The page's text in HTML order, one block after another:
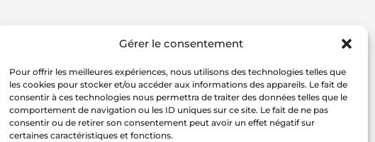
Gérer le consentement
Pour offrir les meilleures expériences, nous utilisons des technologies telles que
les cookies pour stocker et/ou accéder aux informations des appareils. Le fait de
consentir à ces technologies nous permettra de traiter des données telles que le
comportement de navigation ou les ID uniques sur ce site. Le fait de ne pas
consentir ou de retirer son consentement peut avoir un effet négatif sur
certaines caractéristiques et fonctions.